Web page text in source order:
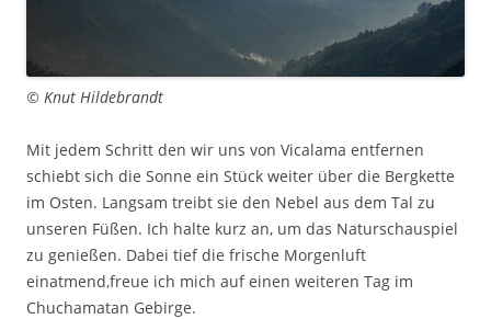
© Knut Hildebrandt
Mit jedem Schritt den wir uns von Vicalama entfernen
schiebt sich die Sonne ein Stück weiter über die Bergkette
im Osten. Langsam treibt sie den Nebel aus dem Tal zu
unseren Füßen. Ich halte kurz an, um das Naturschauspiel
zu genießen. Dabei tief die frische Morgenluft
einatmend,freue ich mich auf einen weiteren Tag im
Chuchamatan Gebirge.